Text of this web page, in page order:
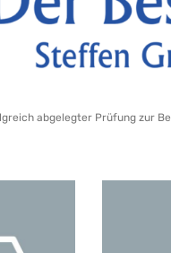
abgelegter Prüfung zur